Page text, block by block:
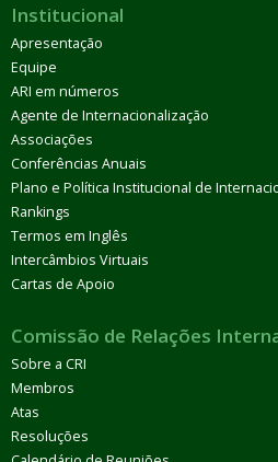
Institucional
Apresentação
Equipe
ARI em números
Agente de Internacionalização
Associações
Conferências Anuais
Plano e Política Institucional de
Rankings
Termos em Inglês
Intercâmbios Virtuais
Cartas de Apoio
Comissão de Relações
Sobre a CRI
Membros
Atas
Resoluções